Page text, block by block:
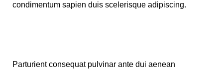
condimentum sapien duis scelerisque adipiscing.
Parturient consequat pulvinar ante dui aenean